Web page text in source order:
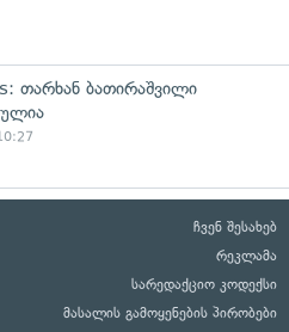
თარხან ბათირაშვილი
ჩვენ შესახებ
რეკლამა
სარედაქციო კოდექსი
მასალის გამოყენების პირობები